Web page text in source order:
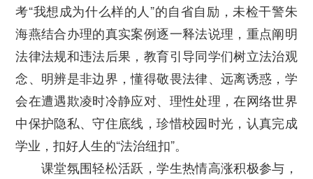
考“我想成为什么样的人”的自省自励，未检干警朱
海燕结合办理的真实案例逐一释法说理，重点阐明
法律法规和违法后果，教育引导同学们树立法治观
念、明辨是非边界，懂得敬畏法律、远离诱惑，学
会在遭遇欺凌时冷静应对、理性处理，在网络世界
中保护隐私、守住底线，珍惜校园时光，认真完成
学业，扣好人生的“法治纽扣”。
课堂氛围轻松活跃，学生热情高涨积极参与，